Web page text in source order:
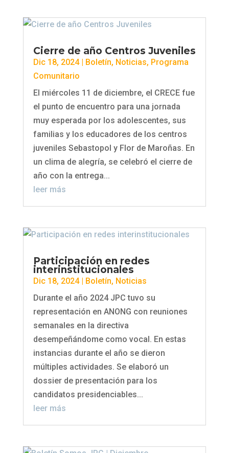
Cierre de año Centros Juveniles
Dic 18, 2024| Boletín, Noticias, Programa
Comunitario
El miércoles 11 de diciembre, el CRECE fue
el punto de encuentro para una jornada
muy esperada por los adolescentes, sus
familias y los educadores de los centros
juveniles Sebastopol y Flor de Maroñas. En
un clima de alegría, se celebró el cierre de
año con la entrega...
leer más
Participación en redes
interinstitucionales
Dic 18, 2024| Boletín, Noticias
Durante el año 2024 JPC tuvo su
representación en ANONG con reuniones
semanales en la directiva
desempeñándome como vocal. En estas
instancias durante el año se dieron
múltiples actividades. Se elaboró un
dossier de presentación para los
candidatos presidenciables...
leer más